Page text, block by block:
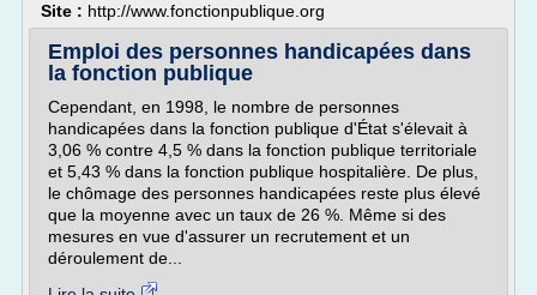
Site : http://www.fonctionpublique.org
Emploi des personnes handicapées dans
la fonction publique
Cependant, en 1998, le nombre de personnes
handicapées dans la fonction publique d'État s'élevait à
3,06 % contre 4,5 % dans la fonction publique territoriale
et 5,43 % dans la fonction publique hospitalière. De plus,
le chômage des personnes handicapées reste plus élevé
que la moyenne avec un taux de 26 %. Même si des
mesures en vue d'assurer un recrutement et un
déroulement de...